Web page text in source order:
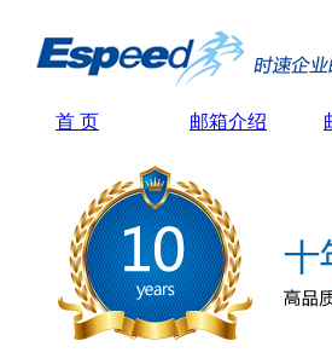
首 页 邮箱介绍